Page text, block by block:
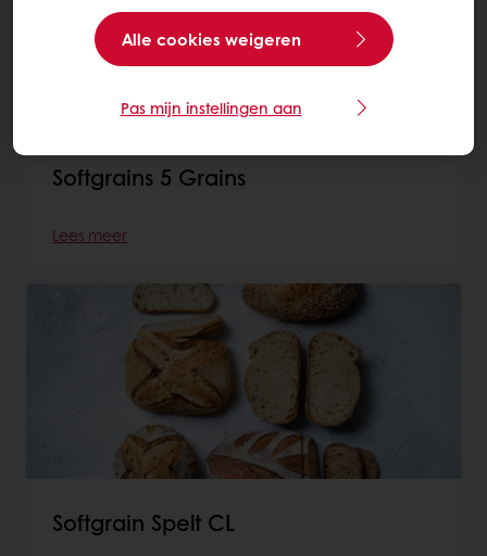
Softgrains 5 Grains
Lees meer
Softgrain Spelt CL
Alle cookies weigeren
Pas mijn instellingen aan